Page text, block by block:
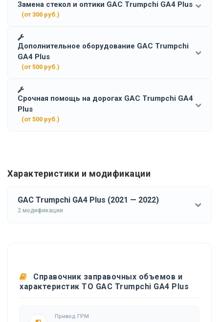
Замена стекол и оптики GAC Trumpchi GA4 Plus
(от 300 руб.)
Дополнительное оборудование GAC Trumpchi
GA4 Plus
(от 500 руб.)
Срочная помощь на дорогах GAC Trumpchi GA4
Plus
(от 500 руб.)
Характеристики и модификации
GAC Trumpchi GA4 Plus (2021 — 2022)
2 модификации
Справочник заправочных объемов и
характеристик ТО GAC Trumpchi GA4 Plus
Привод ГРМ